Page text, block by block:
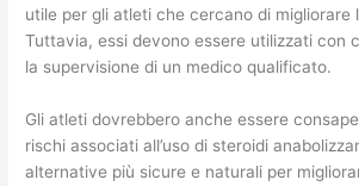
utile per gli atleti che cercano di migliorare
Tuttavia, essi devono essere utilizzati con
la supervisione di un medico qualificato.
Gli atleti dovrebbero anche essere
rischi associati all’uso di steroidi
alternative più sicure e naturali per